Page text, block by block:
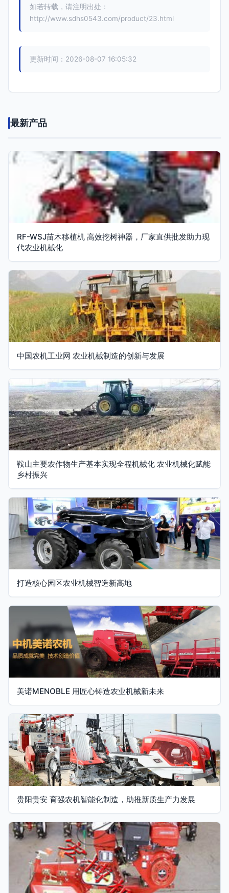
如若转载，请注明出处：
http://www.sdhs0543.com/product/23.html
更新时间：2026-08-07 16:05:32
最新产品
RF-WSJ苗木移植机 高效挖树神器，厂家直供批发助力现
代农业机械化
中国农机工业网 农业机械制造的创新与发展
鞍山主要农作物生产基本实现全程机械化 农业机械化赋能
乡村振兴
打造核心园区农业机械智造新高地
美诺MENOBLE 用匠心铸造农业机械新未来
贵阳贵安 育强农机智能化制造，助推新质生产力发展